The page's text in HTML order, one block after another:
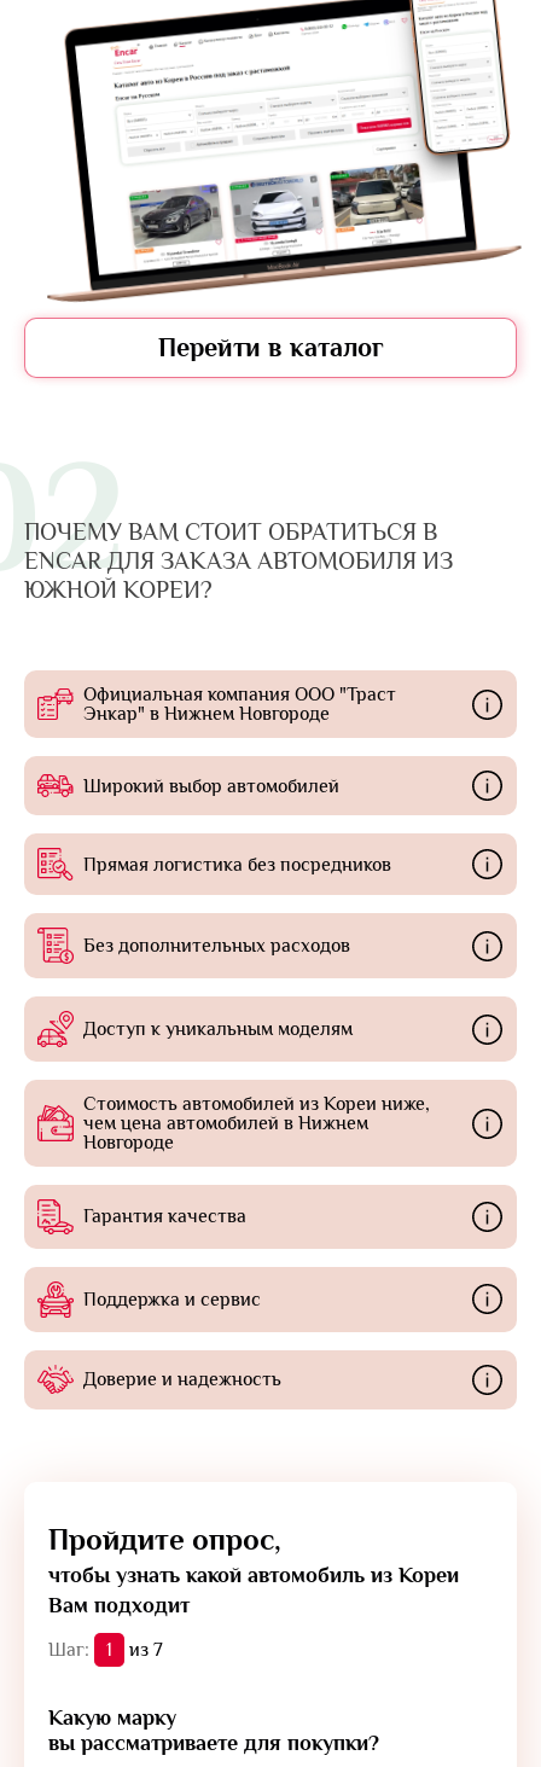
Перейти в каталог
ПОЧЕМУ ВАМ СТОИТ ОБРАТИТЬСЯ В
ENCAR ДЛЯ ЗАКАЗА АВТОМОБИЛЯ ИЗ
ЮЖНОЙ КОРЕИ?
Официальная компания ООО "Траст
Энкар" в Нижнем Новгороде
Широкий выбор автомобилей
Прямая логистика без посредников
Без дополнительных расходов
Доступ к уникальным моделям
Стоимость автомобилей из Кореи ниже,
чем цена автомобилей в Нижнем
Новгороде
Гарантия качества
Поддержка и сервис
Доверие и надежность
Пройдите опрос,
чтобы узнать какой автомобиль из Кореи
Вам подходит
Шаг: 1 из 7
Какую марку
вы рассматриваете для покупки?